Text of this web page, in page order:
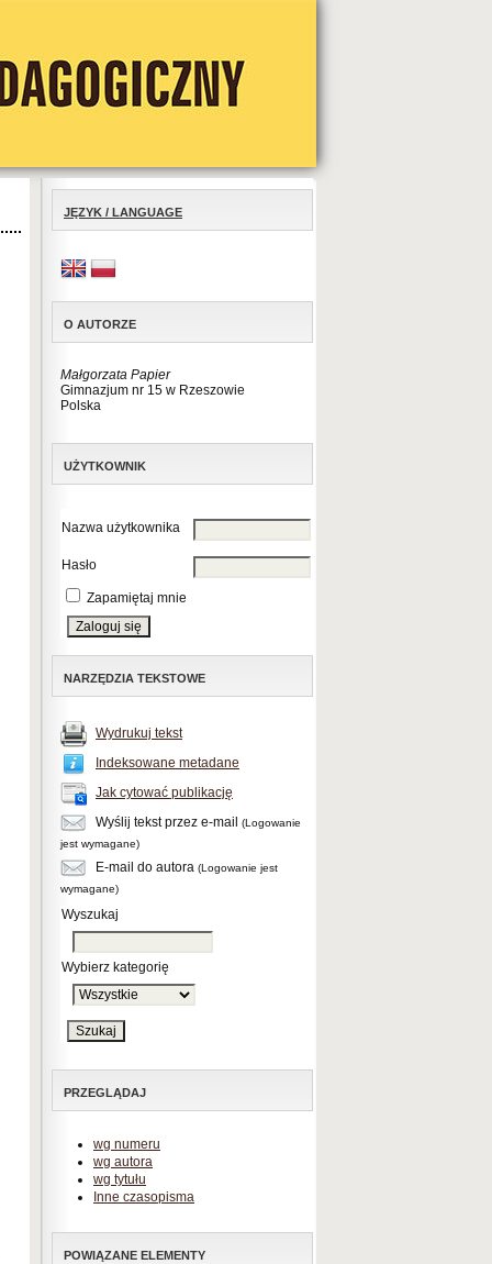
JĘZYK / LANGUAGE
O AUTORZE
Małgorzata Papier
Gimnazjum nr 15 w Rzeszowie
Polska
UŻYTKOWNIK
Nazwa użytkownika
Hasło
Zapamiętaj mnie
NARZĘDZIA TEKSTOWE
Wydrukuj tekst
Indeksowane metadane
Jak cytować publikację
Wyślij tekst przez e-mail
(Logowanie
jest wymagane)
E-mail do autora (Logowanie jest
wymagane)
Wyszukaj
Wybierz kategorię
PRZEGLĄDAJ
wg numeru
wg autora
wg tytułu
Inne czasopisma
POWIĄZANE ELEMENTY